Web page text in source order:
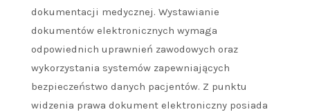
dokumentacji medycznej. Wystawianie
dokumentów elektronicznych wymaga
odpowiednich uprawnień zawodowych oraz
wykorzystania systemów zapewniających
bezpieczeństwo danych pacjentów. Z punktu
widzenia prawa dokument elektroniczny posiada